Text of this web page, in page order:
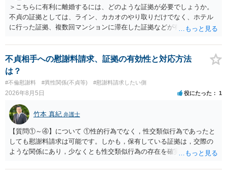
＞こちらに有利に離婚するには、どのような証拠が必要でしょうか。
不貞の証拠としては、ライン、カカオのやり取りだけでなく、ホテル
に行った証拠、複数回マンションに滞在した証拠などが有効です。 不
婚する、慰謝料をとるなど）ことができると思われます。 ただし、不
貞発覚後、長期間同居を続けると、不貞を許したとの評価につながる
場合がありますので、ご注意ください。 以上、ご参考まで。
不貞相手への慰謝料請求、証拠の有効性と対応方法
は？
#不倫慰謝料 #異性関係(不貞等) #慰謝料請求したい側
2026年8月5日 役にたった 1
竹本 真紀 弁護士
【質問①～④】について ①性的行為でなく，性交類似行為であったと
しても慰謝料請求は可能です。しかも，保有している証拠は，交際の
ような関係にあり，少なくとも性交類似行為の存在を確実に証明でき
ことを窺わせるものです。）。ですから，慰謝料請求を進めることで